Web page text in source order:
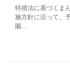
特措法に基づくま
施方針に沿って、
園…